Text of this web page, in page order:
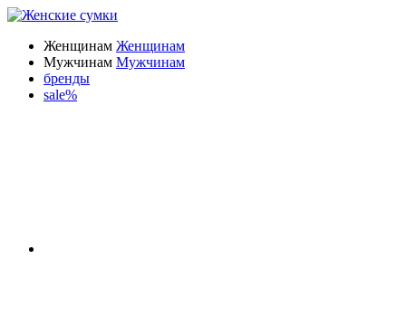
Женщинам Женщинам
Мужчинам Мужчинам
бренды
sale%